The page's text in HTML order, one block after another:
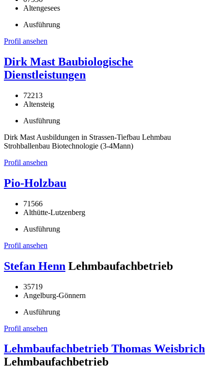
Altengesees
Ausführung
Profil ansehen
Dirk Mast Baubiologische
Dienstleistungen
72213
Altensteig
Ausführung
Dirk Mast Ausbildungen in Strassen-Tiefbau Lehmbau
Strohballenbau Biotechnologie (3-4Mann)
Profil ansehen
Pio-Holzbau
71566
Althütte-Lutzenberg
Ausführung
Profil ansehen
Stefan Henn Lehmbaufachbetrieb
35719
Angelburg-Gönnern
Ausführung
Profil ansehen
Lehmbaufachbetrieb Thomas Weisbrich
Lehmbaufachbetrieb